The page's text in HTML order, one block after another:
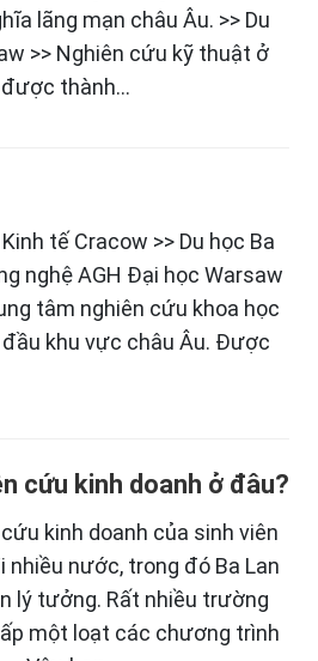
lãng mạn châu Âu. >> Du
>> Nghiên cứu kỹ thuật ở
được thành…
tế Cracow >> Du học Ba
nghệ AGH Đại học Warsaw
tâm nghiên cứu khoa học
khu vực châu Âu. Được
cứu kinh doanh ở đâu?
kinh doanh của sinh viên
nước, trong đó Ba Lan
lý tưởng. Rất nhiều trường
một loạt các chương trình